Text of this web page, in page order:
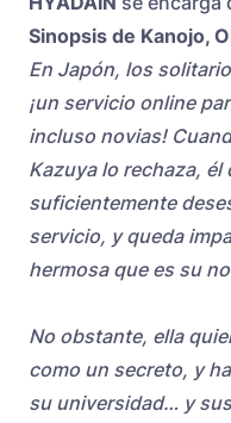
Sinopsis de Kanojo,
En Japón, los
¡un servicio online
incluso novias!
Kazuya lo rechaza, él
suficientemente
servicio, y queda
hermosa que es su
No obstante, ella
como un secreto, y
su universidad… y